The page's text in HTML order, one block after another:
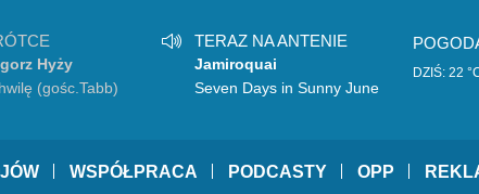
Hyży
(gośc.Tabb)
TERAZ NA ANTENIE
Jamiroquai
Seven Days in Sunny June
DZIŚ: 22
WSPÓŁPRACA PODCASTY OPP